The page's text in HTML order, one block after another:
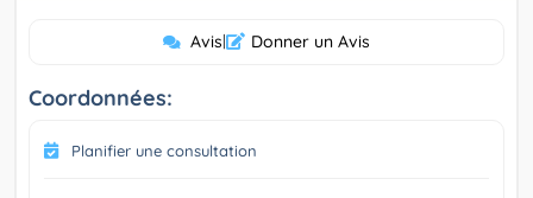
Avis| Donner un Avis
Coordonnées:
Planifier une consultation